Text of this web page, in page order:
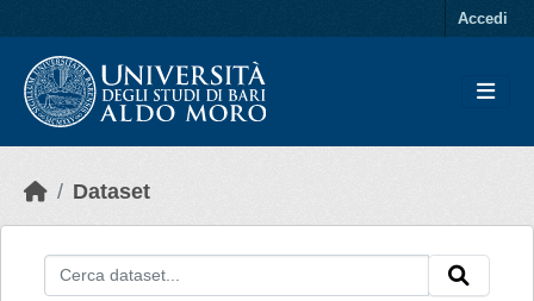
Accedi
Dataset